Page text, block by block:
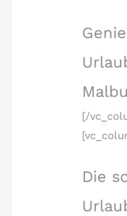
[/
Die